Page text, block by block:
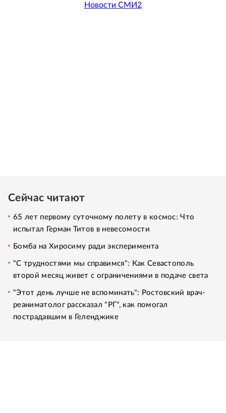
Новости СМИ2
Сейчас читают
65 лет первому суточному полету в космос: Что
испытал Герман Титов в невесомости
Бомба на Хиросиму ради эксперимента
"С трудностями мы справимся": Как Севастополь
второй месяц живет с ограничениями в подаче света
"Этот день лучше не вспоминать": Ростовский врач-
реаниматолог рассказал "РГ", как помогал
пострадавшим в Геленджике